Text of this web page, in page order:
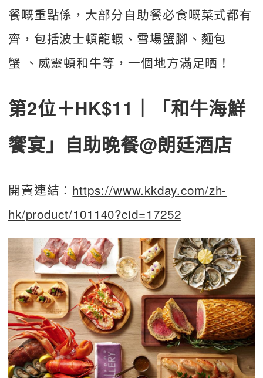
餐嘅重點係，大部分自助餐必食嘅菜式都有
齊，包括波士頓龍蝦、雪場蟹腳、麵包
蟹 、威靈頓和牛等，一個地方滿足晒！
第2位＋HK$11｜「和牛海鮮
饗宴」自助晚餐@朗廷酒店
開賣連結： https://www.kkday.com/zh-
hk/product/101140?cid=17252